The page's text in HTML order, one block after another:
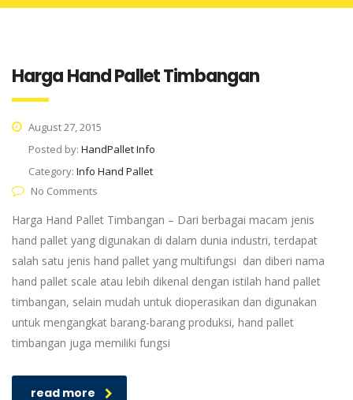
Harga Hand Pallet Timbangan
August 27, 2015
Posted by: HandPallet Info
Category: Info Hand Pallet
No Comments
Harga Hand Pallet Timbangan – Dari berbagai macam jenis
hand pallet yang digunakan di dalam dunia industri, terdapat
salah satu jenis hand pallet yang multifungsi dan diberi nama
hand pallet scale atau lebih dikenal dengan istilah hand pallet
timbangan, selain mudah untuk dioperasikan dan digunakan
untuk mengangkat barang-barang produksi, hand pallet
timbangan juga memiliki fungsi
read more